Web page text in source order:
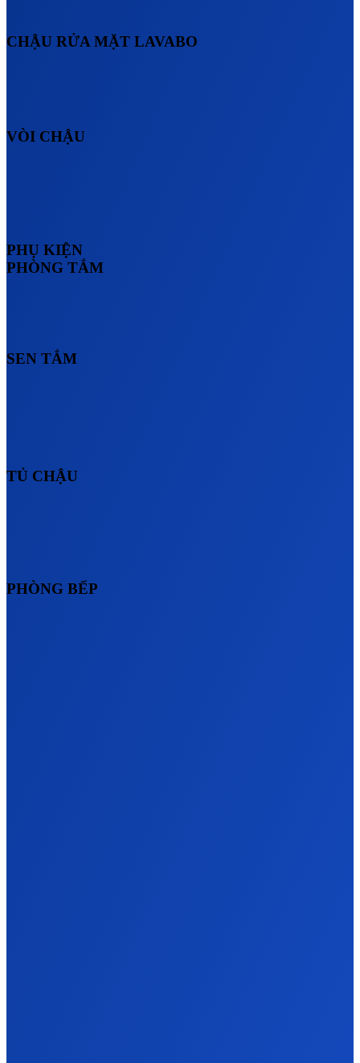
CHẬU RỬA MẶT LAVABO
VÒI CHẬU
PHỤ KIỆN
PHÒNG TẮM
SEN TẮM
TỦ CHẬU
PHÒNG BẾP